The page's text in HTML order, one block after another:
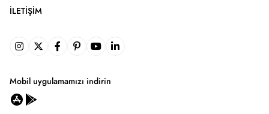
İLETIŞIM
Mobil uygulamamızı indirin